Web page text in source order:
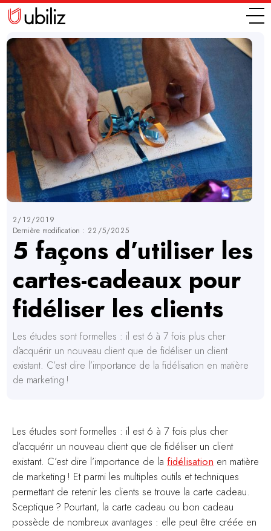
2/12/2019
Dernière modification : 22/5/2025
5 façons d’utiliser les
cartes-cadeaux pour
fidéliser les clients
Les études sont formelles : il est 6 à 7 fois plus cher
d’acquérir un nouveau client que de fidéliser un client
existant. C’est dire l’importance de la fidélisation en matière
de marketing !
Les études sont formelles : il est 6 à 7 fois plus cher
d’acquérir un nouveau client que de fidéliser un client
existant. C’est dire l’importance de la fidélisation en matière
de marketing ! Et parmi les multiples outils et techniques
permettant de retenir les clients se trouve la carte cadeau.
Sceptique ? Pourtant, la carte cadeau ou bon cadeau
possède de nombreux avantages : elle peut être créée en